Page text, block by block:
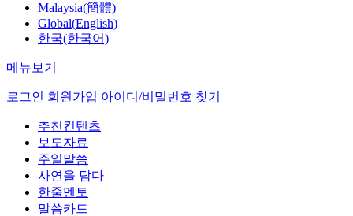
Malaysia(簡體)
Global(English)
한국(한국어)
메뉴보기
로그인 회원가입 아이디/비밀번호 찾기
추천컨텐츠
보도자료
주일말씀
사연을 담다
한줄멘토
말씀카드